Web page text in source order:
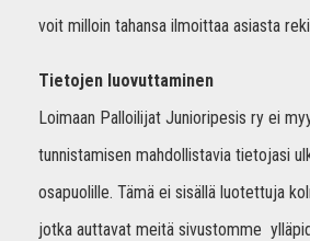
voit milloin tahansa ilmoittaa asiasta
Tietojen luovuttaminen
Loimaan Palloilijat Junioripesis ry ei
tunnistamisen mahdollistavia tietojasi
osapuolille. Tämä ei sisällä luotettuja
jotka auttavat meitä sivustomme